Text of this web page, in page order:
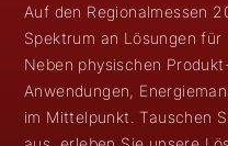
Auf den Regionalmessen
Spektrum an Lösungen für
Neben physischen
Anwendungen,
im Mittelpunkt. Tauschen